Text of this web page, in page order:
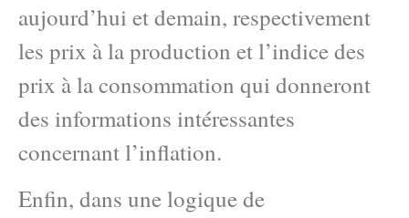
aujourd’hui et demain, respectivement
les prix à la production et l’indice des
prix à la consommation qui donneront
des informations intéressantes
concernant l’inflation.
Enfin, dans une logique de